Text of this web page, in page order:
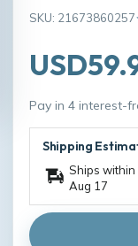
SKU: 21673860257
Pay in 4 interest-
Shipping
Ships within
Aug 17